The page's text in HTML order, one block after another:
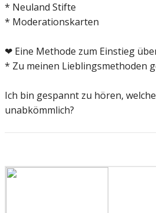
* Neuland Stifte
* Moderationskarten
❤ Eine Methode zum Einstieg
* Zu meinen Lieblingsmethoden
Ich bin gespannt zu hören,
unabkömmlich?